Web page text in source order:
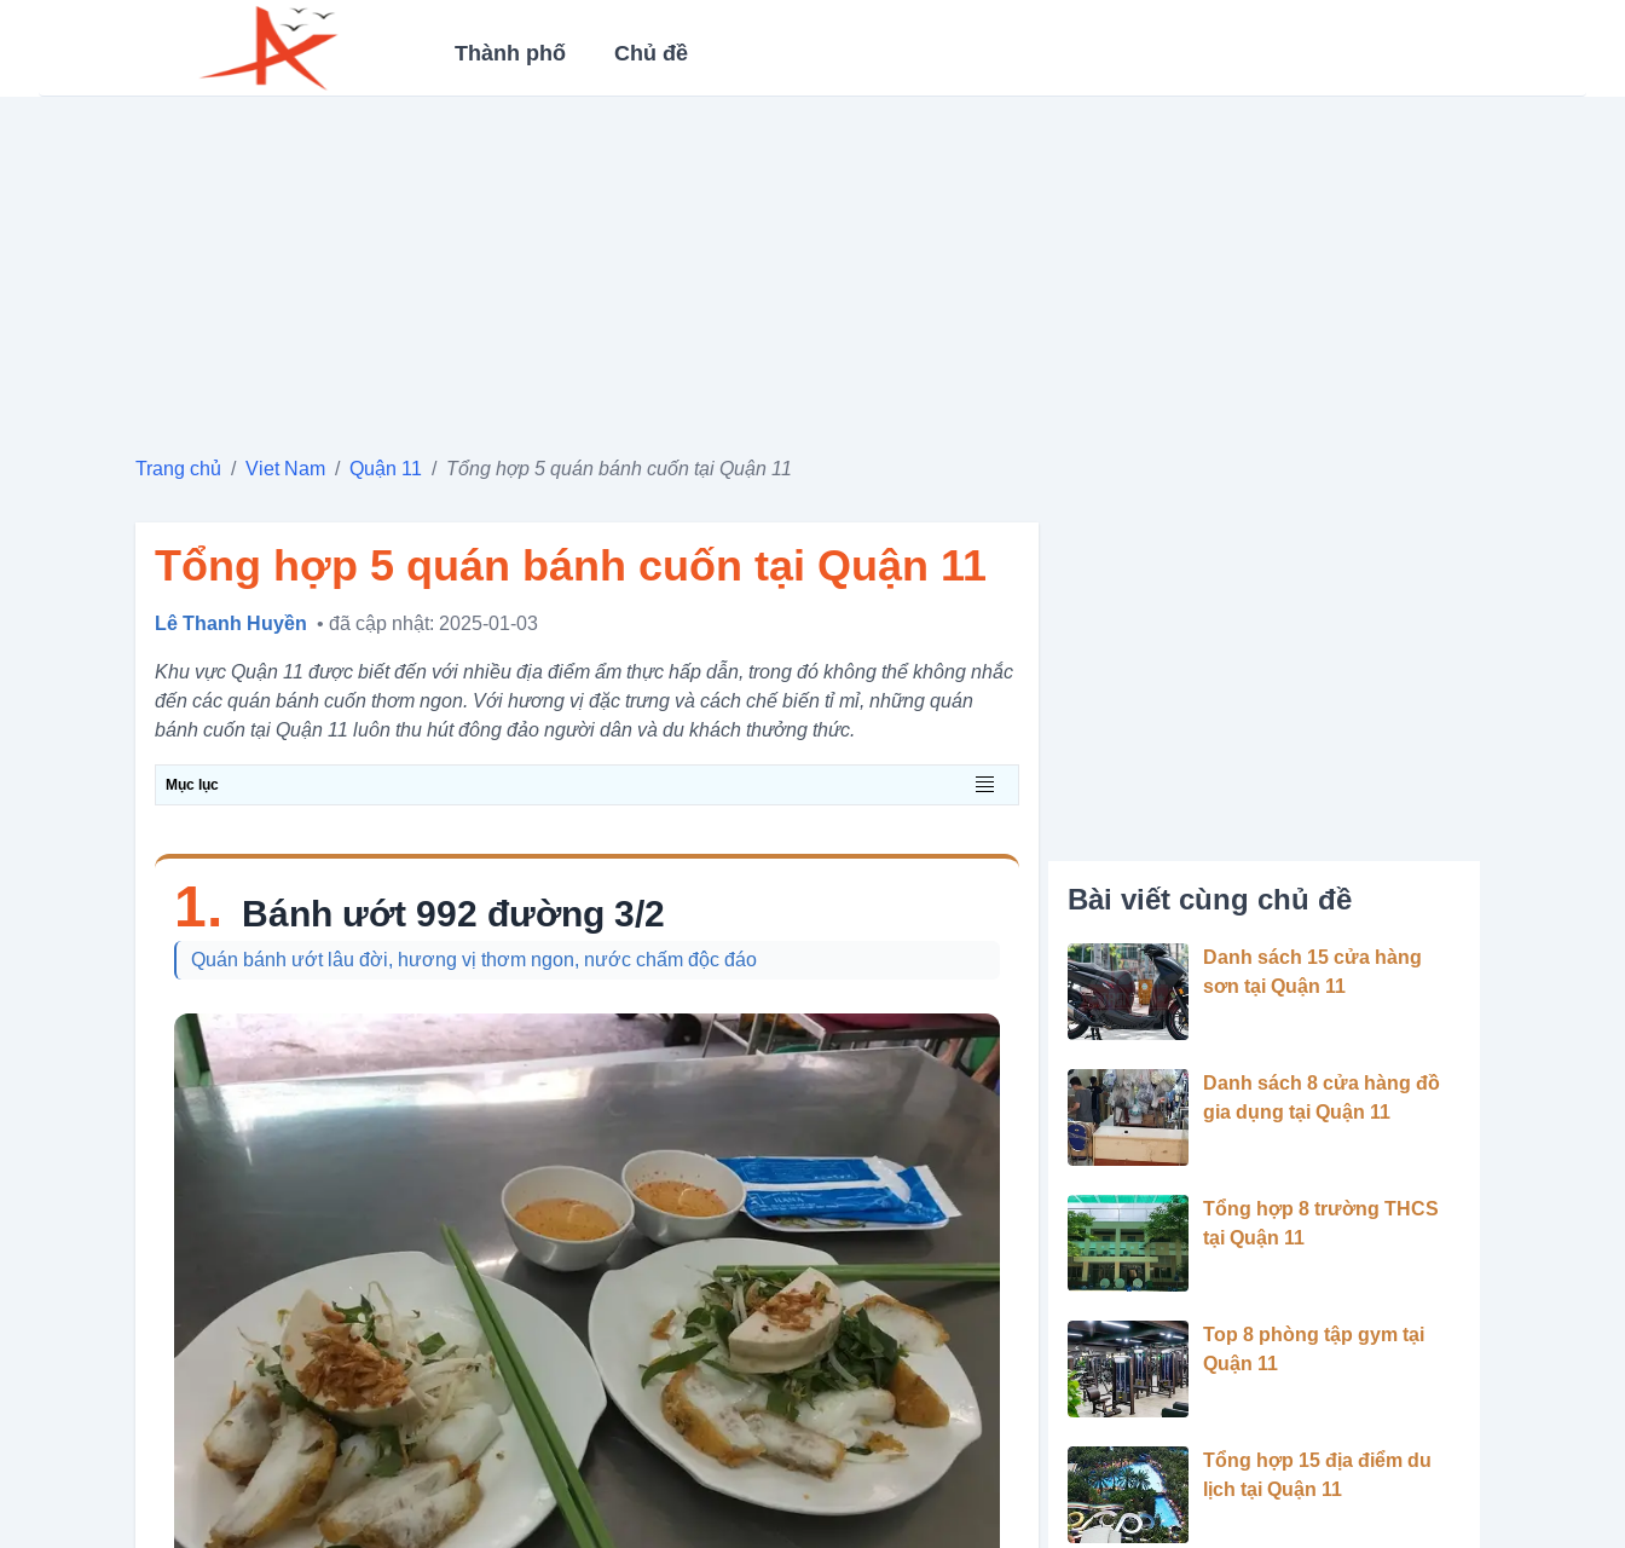
Thành phố Chủ đề
Trang chủ / Viet Nam / Quận 11 / Tổng hợp 5 quán bánh cuốn tại Quận 11
Tổng hợp 5 quán bánh cuốn tại Quận 11
Lê Thanh Huyền • đã cập nhật: 2025-01-03
Khu vực Quận 11 được biết đến với nhiều địa điểm ẩm thực hấp dẫn, trong đó không thể không nhắc
đến các quán bánh cuốn thơm ngon. Với hương vị đặc trưng và cách chế biến tỉ mỉ, những quán
bánh cuốn tại Quận 11 luôn thu hút đông đảo người dân và du khách thưởng thức.
Mục lục
1. Bánh ướt 992 đường 3/2
Quán bánh ướt lâu đời, hương vị thơm ngon, nước chấm độc đáo
Bài viết cùng chủ đề
Danh sách 15 cửa hàng
sơn tại Quận 11
Danh sách 8 cửa hàng đồ
gia dụng tại Quận 11
Tổng hợp 8 trường THCS
tại Quận 11
Top 8 phòng tập gym tại
Quận 11
Tổng hợp 15 địa điểm du
lịch tại Quận 11